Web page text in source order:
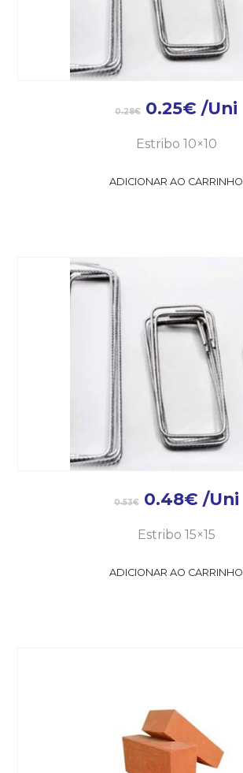
0.28€ 0.25€ /Uni
Estribo 10×10
ADICIONAR AO CARRINHO
0.53€ 0.48€ /Uni
Estribo 15×15
ADICIONAR AO CARRINHO